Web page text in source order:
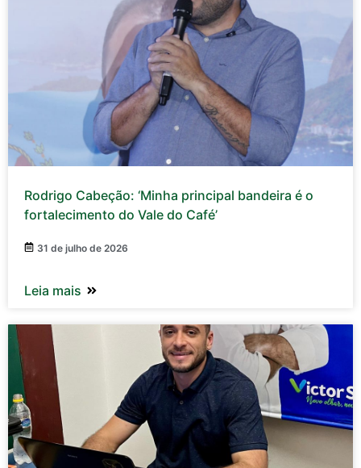
Rodrigo Cabeção: ‘Minha principal bandeira é o
fortalecimento do Vale do Café’
31 de julho de 2026
Leia mais